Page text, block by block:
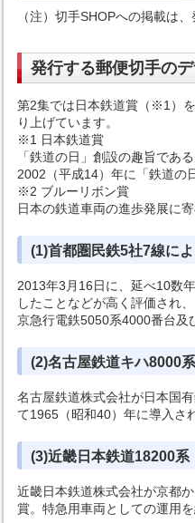
（注）切手SHOPへの掲載は
発行する郵便切手の
第2集では日本鉄道賞（※1）
り上げています。
※1 日本鉄道賞
「鉄道の日」創設の趣旨であ
2002（平成14）年に「鉄道の
※2 ブルーリボン賞
日本の鉄道車両の進歩発展に
(1)首都圏民鉄5社7線に
2013年3月16日に、延べ10数
したことなどが高く評価され
京急行電鉄5050系4000番台及
(2)名古屋鉄道キハ8000系
名古屋鉄道株式会社が日本国
て1965（昭和40）年に導入さ
(3)近畿日本鉄道18200系
近畿日本鉄道株式会社が京都
賞。特急用車両としての運用